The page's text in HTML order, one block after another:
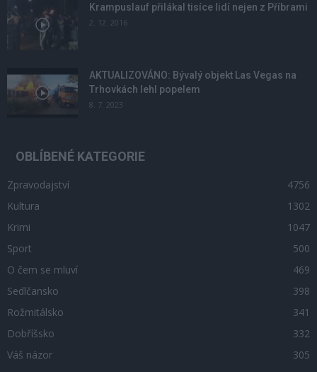
Krampuslauf přilákal tisíce lidí nejen z Příbrami
2. 12. 2016
AKTUALIZOVÁNO: Bývalý objekt Las Vegas na
Trhovkách lehl popelem
8. 7. 2023
OBLÍBENÉ KATEGORIE
Zpravodajství
4756
Kultura
1302
Krimi
1047
Sport
500
O čem se mluví
469
Sedlčansko
398
Rožmitálsko
341
Dobříšsko
332
Váš názor
305